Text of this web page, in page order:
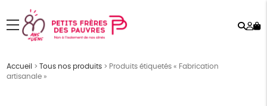
menu
Accueil >Tous nos produits > Produits étiquetés « Fabrication
artisanale »